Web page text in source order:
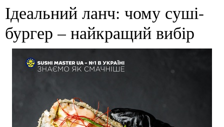
Ідеальний ланч: чому суші-
бургер – найкращий вибір